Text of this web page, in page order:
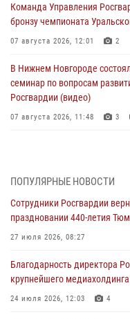
Команда Управления
бронзу чемпионата
07 августа 2026, 12:01 2
В Нижнем Новгороде
семинар по вопросам
Росгвардии (видео)
07 августа 2026, 11:48 3
07 августа 2026, 10:57 5
Память военнослужащих,
воинского долга, почтили в
округа Росгвардии
Росгвардейцы в Тюменской
службой и напоминают о
ПОПУЛЯРНЫЕ НОВОСТИ
Сотрудники Росгвардии
праздновании 440-летия
27 июля 2026, 08:27
Благодарность директора
крупнейшего
24 июля 2026, 12:03 4